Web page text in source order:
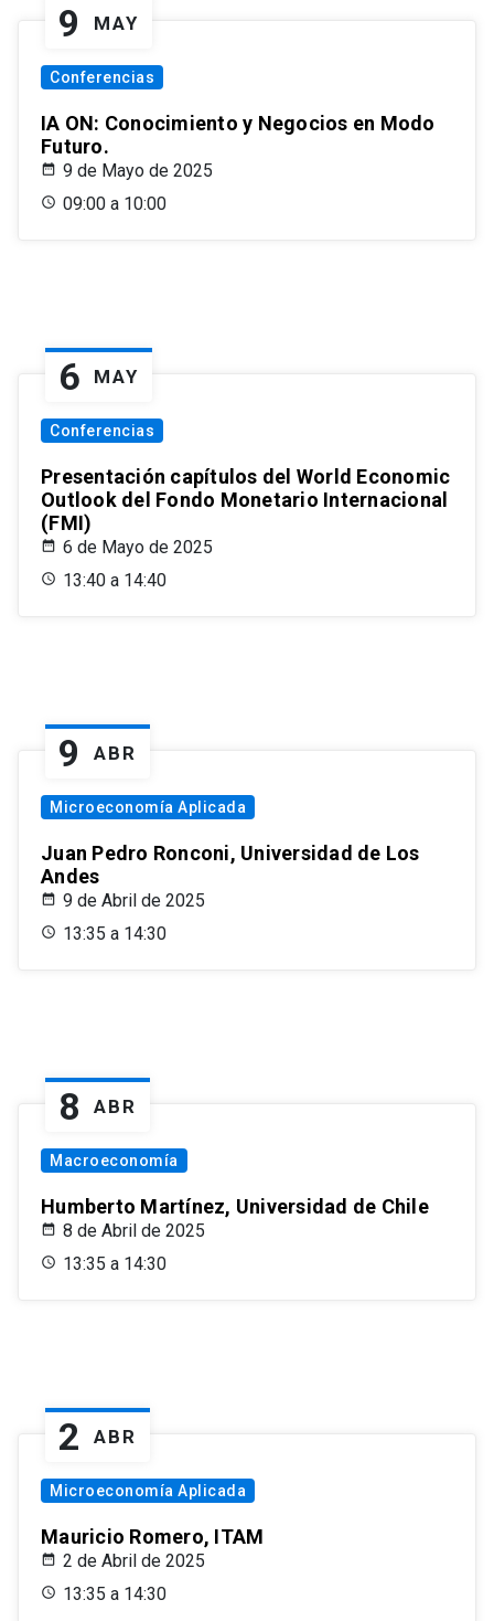
9 MAY
Conferencias
IA ON: Conocimiento y Negocios en Modo
Futuro.
9 de Mayo de 2025
09:00 a 10:00
6 MAY
Conferencias
Presentación capítulos del World Economic
Outlook del Fondo Monetario Internacional
(FMI)
6 de Mayo de 2025
13:40 a 14:40
9 ABR
Microeconomía Aplicada
Juan Pedro Ronconi, Universidad de Los
Andes
9 de Abril de 2025
13:35 a 14:30
8 ABR
Macroeconomía
Humberto Martínez, Universidad de Chile
8 de Abril de 2025
13:35 a 14:30
2 ABR
Microeconomía Aplicada
Mauricio Romero, ITAM
2 de Abril de 2025
13:35 a 14:30